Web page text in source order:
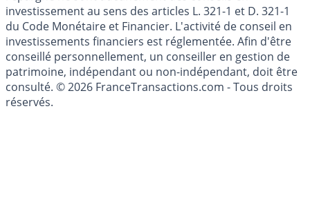
Les articles et commentaires publiés sur le guide de
l'épargne ne sont aucunement des conseils en
investissement au sens des articles L. 321-1 et D. 321-1
du Code Monétaire et Financier. L'activité de conseil en
investissements financiers est réglementée. Afin d'être
conseillé personnellement, un conseiller en gestion de
patrimoine, indépendant ou non-indépendant, doit être